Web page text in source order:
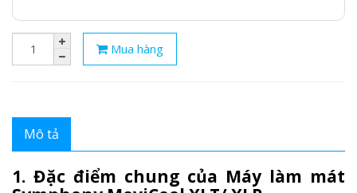
Mua hàng
Mô tả
1. Đặc điểm chung của Máy làm mát